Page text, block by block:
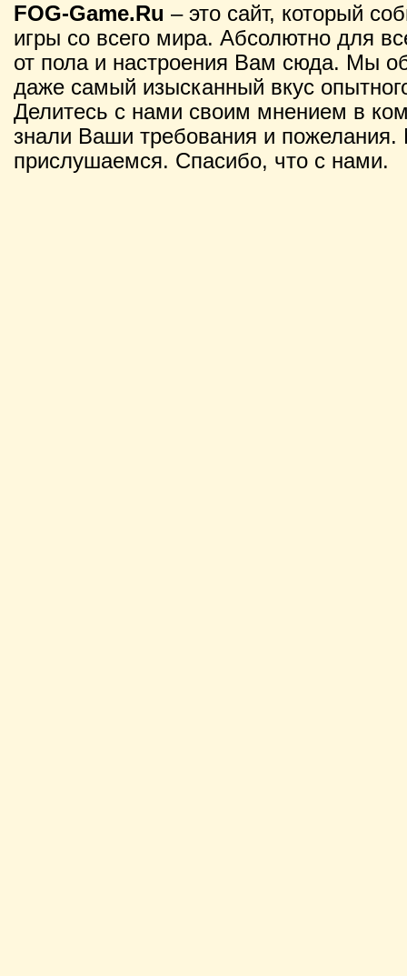
FOG-Game.Ru – это сайт, который
игры со всего мира. Абсолютно для
от пола и настроения Вам сюда. Мы
даже самый изысканный вкус
Делитесь с нами своим мнением в
знали Ваши требования и
прислушаемся. Спасибо, что с нами.